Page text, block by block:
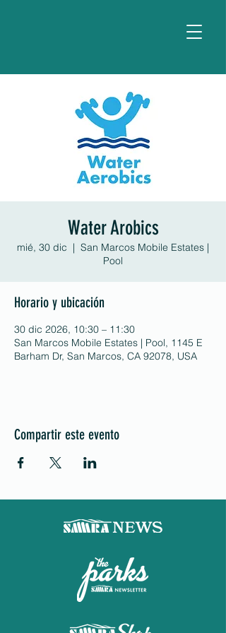
Water Arobics
mié, 30 dic
  |
San Marcos Mobile Estates |
Pool
Horario y ubicación
30 dic 2026, 10:30 – 11:30
San Marcos Mobile Estates | Pool, 1145 E
Barham Dr, San Marcos, CA 92078, USA
Compartir este evento